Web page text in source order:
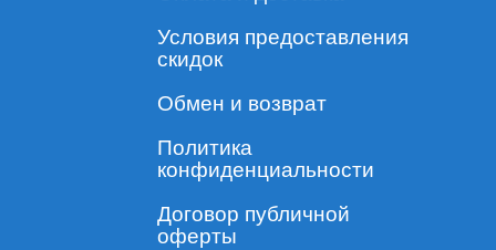
Условия предоставления
скидок
Обмен и возврат
Политика
конфиденциальности
Договор публичной
оферты